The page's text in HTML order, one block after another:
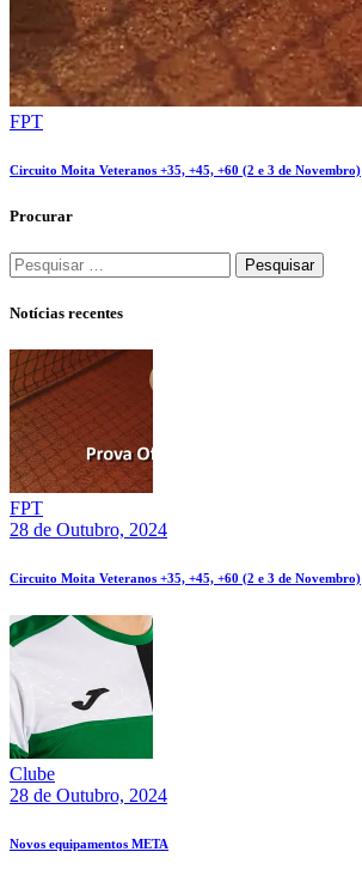
FPT
Circuito Moita Veteranos +35, +45, +60 (2 e 3 de Novembro)
Procurar
Notícias recentes
FPT
28 de Outubro, 2024
Circuito Moita Veteranos +35, +45, +60 (2 e 3 de Novembro)
Clube
28 de Outubro, 2024
Novos equipamentos META